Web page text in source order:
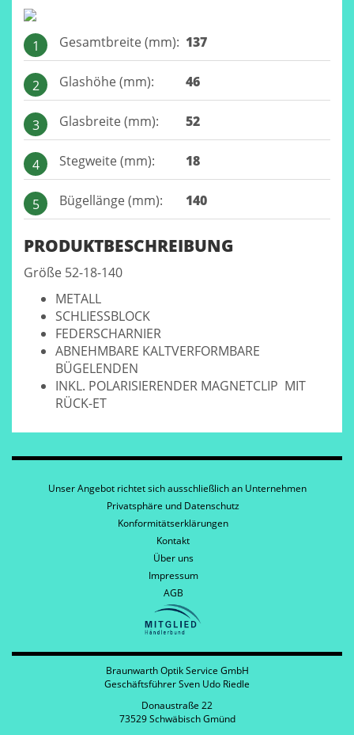
1 Gesamtbreite (mm): 137
2 Glashöhe (mm): 46
3 Glasbreite (mm): 52
4 Stegweite (mm): 18
5 Bügellänge (mm): 140
PRODUKTBESCHREIBUNG
Größe 52-18-140
METALL
SCHLIESSBLOCK
FEDERSCHARNIER
ABNEHMBARE KALTVERFORMBARE
BÜGELENDEN
INKL. POLARISIERENDER MAGNETCLIP MIT
RÜCK-ET
Unser Angebot richtet sich ausschließlich an Unternehmen
Privatsphäre und Datenschutz
Konformitätserklärungen
Kontakt
Über uns
Impressum
AGB
Braunwarth Optik Service GmbH
Geschäftsführer Sven Udo Riedle
Donaustraße 22
73529 Schwäbisch Gmünd